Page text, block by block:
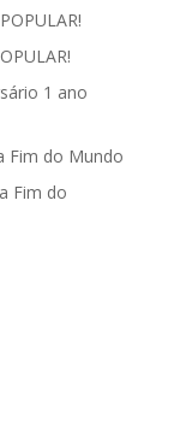
1 ano
Fim do Mundo
Fim do